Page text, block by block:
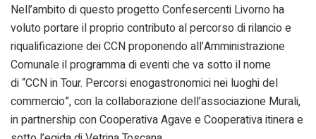
Nell’ambito di questo progetto Confesercenti Livorno ha
voluto portare il proprio contributo al percorso di rilancio e
riqualificazione dei CCN proponendo all’Amministrazione
Comunale il programma di eventi che va sotto il nome
di “CCN in Tour. Percorsi enogastronomici nei luoghi del
commercio”, con la collaborazione dell’associazione Murali,
in partnership con Cooperativa Agave e Cooperativa itinera e